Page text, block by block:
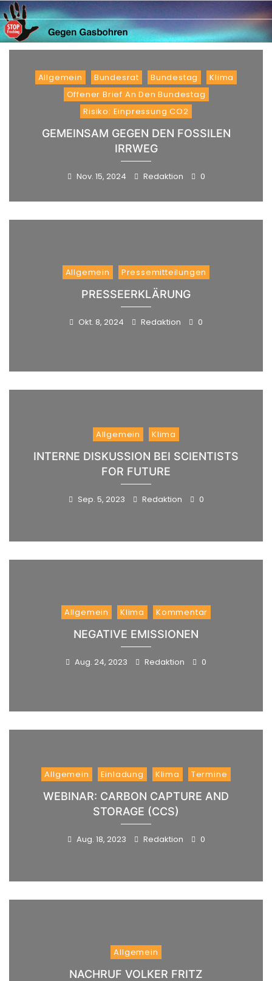
Skip
to
content
Allgemein Bundesrat Bundestag
Klima
Offener Brief An Den Bundestag
Risiko: Einpressung CO2
GEMEINSAM GEGEN DEN FOSSILEN
IRRWEG
Nov. 15, 2024 Redaktion 0
Allgemein Pressemitteilungen
PRESSEERKLÄRUNG
Okt. 8, 2024 Redaktion 0
Allgemein Klima
INTERNE DISKUSSION BEI SCIENTISTS
FOR FUTURE
Sep. 5, 2023 Redaktion 0
Allgemein Klima Kommentar
NEGATIVE EMISSIONEN
Aug. 24, 2023 Redaktion 0
Allgemein Einladung Klima Termine
WEBINAR: CARBON CAPTURE AND
STORAGE (CCS)
Aug. 18, 2023 Redaktion 0
Allgemein
NACHRUF VOLKER FRITZ